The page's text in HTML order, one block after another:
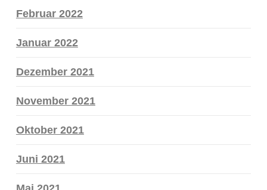
Februar 2022
Januar 2022
Dezember 2021
November 2021
Oktober 2021
Juni 2021